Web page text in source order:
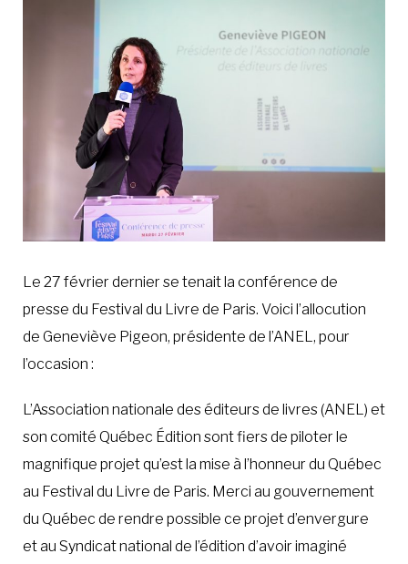
Le 27 février dernier se tenait la conférence de
presse du Festival du Livre de Paris. Voici l’allocution
de Geneviève Pigeon, présidente de l’ANEL, pour
l’occasion :
L’Association nationale des éditeurs de livres (ANEL) et
son comité Québec Édition sont fiers de piloter le
magnifique projet qu’est la mise à l’honneur du Québec
au Festival du Livre de Paris. Merci au gouvernement
du Québec de rendre possible ce projet d’envergure
et au Syndicat national de l’édition d’avoir imaginé